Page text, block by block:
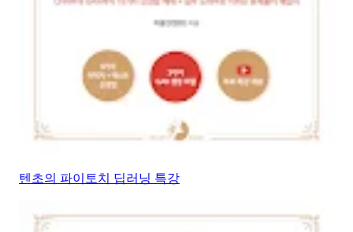
텐초의 파이토치 딥러닝 특강